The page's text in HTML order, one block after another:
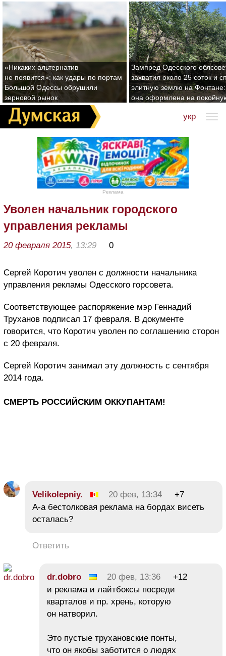
«Никаких альтернатив
не появится»: как удары по портам
Большой Одессы обрушили
зерновой рынок
Зампред Одесского
захватил около 25 соток и
элитную землю на Фонтане:
она оформлена на
укр
Реклама
Уволен начальник городского
управления рекламы
20 февраля 2015, 13:29 0
Сергей Коротич уволен с должности начальника
управления рекламы Одесского горсовета.
Соответствующее распоряжение мэр Геннадий
Труханов подписал 17 февраля. В документе
говорится, что Коротич уволен по соглашению сторон
с 20 февраля.
Сергей Коротич занимал эту должность с сентября
2014 года.
СМЕРТЬ РОССИЙСКИМ ОККУПАНТАМ!
Velikolepniy. 20 фев, 13:34
+7
А-а бестолковая реклама на бордах висеть
осталась?
Ответить
dr.dobro 20 фев, 13:36
+12
и реклама и лайтбоксы посреди
кварталов и пр. хрень, которую
он натворил.
Это пустые трухановские понты,
что он якобы заботится о людях